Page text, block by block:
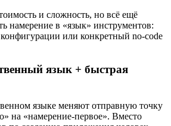
и сложность, но всё ещё
намерение в «язык» инструментов:
или конкретный no‑code
язык + быстрая
языке меняют отправную точку
на «намерение‑первое». Вместо